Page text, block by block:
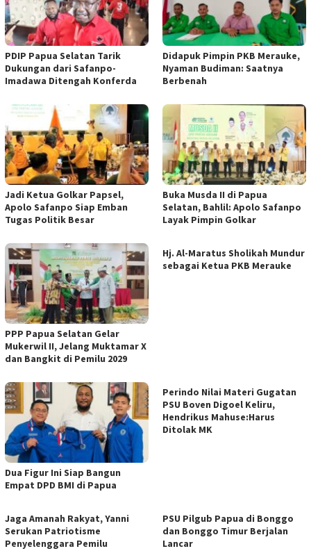
PDIP Papua Selatan Tarik
Dukungan dari Safanpo-
Imadawa Ditengah Konferda
Didapuk Pimpin PKB Merauke,
Nyaman Budiman: Saatnya
Berbenah
Jadi Ketua Golkar Papsel,
Apolo Safanpo Siap Emban
Tugas Politik Besar
Buka Musda II di Papua
Selatan, Bahlil: Apolo Safanpo
Layak Pimpin Golkar
PPP Papua Selatan Gelar
Mukerwil II, Jelang Muktamar X
dan Bangkit di Pemilu 2029
Hj. Al-Maratus Sholikah Mundur
sebagai Ketua PKB Merauke
Dua Figur Ini Siap Bangun
Empat DPD BMI di Papua
Perindo Nilai Materi Gugatan
PSU Boven Digoel Keliru,
Hendrikus Mahuse:Harus
Ditolak MK
Jaga Amanah Rakyat, Yanni
Serukan Patriotisme
Penyelenggara Pemilu
PSU Pilgub Papua di Bonggo
dan Bonggo Timur Berjalan
Lancar